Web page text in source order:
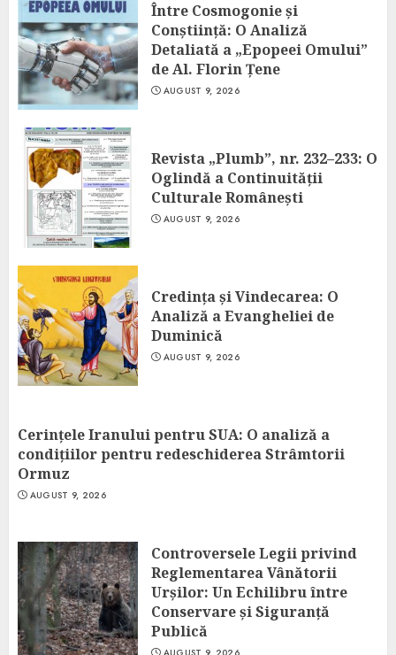
Între Cosmogonie și
Conștiință: O Analiză
Detaliată a „Epopeei Omului”
de Al. Florin Țene
AUGUST 9, 2026
Revista „Plumb”, nr. 232–233: O
Oglindă a Continuității
Culturale Românești
AUGUST 9, 2026
Credința și Vindecarea: O
Analiză a Evangheliei de
Duminică
AUGUST 9, 2026
Cerințele Iranului pentru SUA: O analiză a
condițiilor pentru redeschiderea Strâmtorii
Ormuz
AUGUST 9, 2026
Controversele Legii privind
Reglementarea Vânătorii
Urșilor: Un Echilibru între
Conservare și Siguranță
Publică